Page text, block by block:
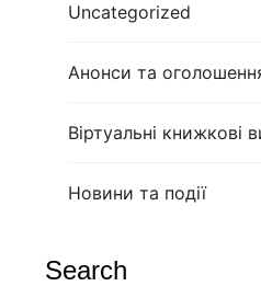
Uncategorized
Анонси та
Віртуальні книжкові
Новини та події
Search